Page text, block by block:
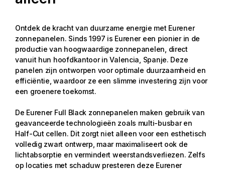
Ontdek de kracht van duurzame energie met Eurener
zonnepanelen. Sinds 1997 is Eurener een pionier in de
productie van hoogwaardige zonnepanelen, direct
vanuit hun hoofdkantoor in Valencia, Spanje. Deze
panelen zijn ontworpen voor optimale duurzaamheid en
efficiëntie, waardoor ze een slimme investering zijn voor
een groenere toekomst.
De Eurener Full Black zonnepanelen maken gebruik van
geavanceerde technologieën zoals multi-busbar en
Half-Cut cellen. Dit zorgt niet alleen voor een esthetisch
volledig zwart ontwerp, maar maximaliseert ook de
lichtabsorptie en vermindert weerstandsverliezen. Zelfs
op locaties met schaduw presteren deze Eurener